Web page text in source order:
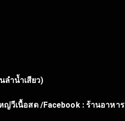
ำน้ำเสียว)
วีเนื้อสด /Facebook : ร้านอาหา